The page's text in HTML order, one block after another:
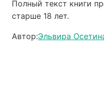
Полный текст книги
старше 18 лет.
Автор:Эльвира